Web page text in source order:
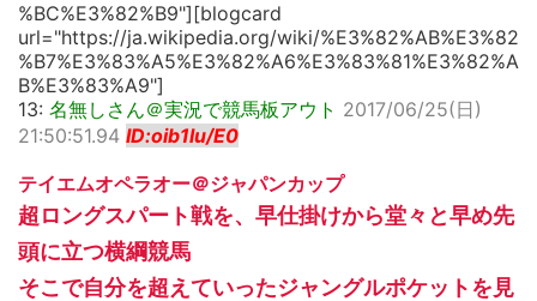
%BC%E3%82%B9"][blogcard
url="https://ja.wikipedia.org/wiki/%E3%82%AB%E3%82
%B7%E3%83%A5%E3%82%A6%E3%83%81%E3%82%A
B%E3%83%A9"]
13: 名無しさん＠実況で競馬板アウト 2017/06/25(日)
21:50:51.94 ID:oib1lu/E0
テイエムオペラオー＠ジャパンカップ
超ロングスパート戦を、早仕掛けから堂々と早め先
頭に立つ横綱競馬
そこで自分を超えていったジャングルポケットを見